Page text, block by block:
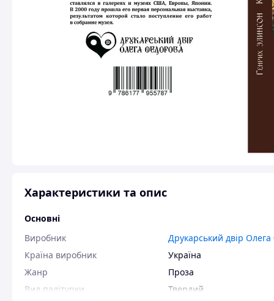
Характеристики та опис
Основні
Виробник
Друкарський двір
Країна виробник
Україна
Жанр
Проза
Вид палітурки
Твердий